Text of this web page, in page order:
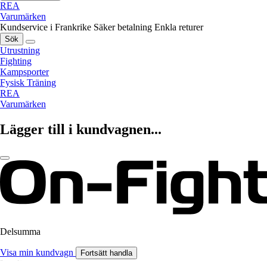
REA
Varumärken
Kundservice i Frankrike Säker betalning Enkla returer
Sök
Utrustning
Fighting
Kampsporter
Fysisk Träning
REA
Varumärken
Lägger till i kundvagnen...
Delsumma
Visa min kundvagn Fortsätt handla